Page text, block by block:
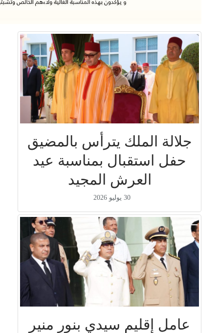
جلالة الملك يترأس بالمضيق
حفل استقبال بمناسبة عيد
العرش المجيد
30 يوليو 2026
عامل إقليم سيدي بنور منير